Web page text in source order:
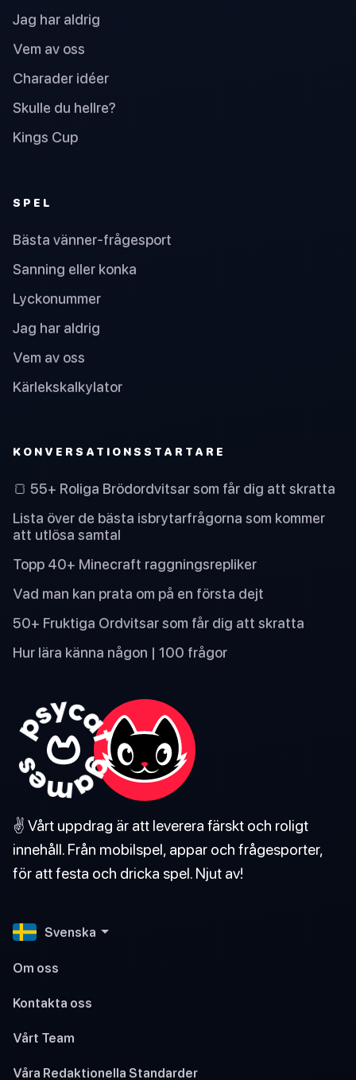
Jag har aldrig
Vem av oss
Charader idéer
Skulle du hellre?
Kings Cup
SPEL
Bästa vänner-frågesport
Sanning eller konka
Lyckonummer
Jag har aldrig
Vem av oss
Kärlekskalkylator
KONVERSATIONSSTARTARE
🍞 55+ Roliga Brödordvitsar som får dig att skratta
Lista över de bästa isbrytarfrågorna som kommer
att utlösa samtal
Topp 40+ Minecraft raggningsrepliker
Vad man kan prata om på en första dejt
50+ Fruktiga Ordvitsar som får dig att skratta
Hur lära känna någon | 100 frågor
✌️ Vårt uppdrag är att leverera färskt och roligt
innehåll. Från mobilspel, appar och frågesporter,
för att festa och dricka spel. Njut av!
Svenska
Om oss
Kontakta oss
Vårt Team
Våra Redaktionella Standarder